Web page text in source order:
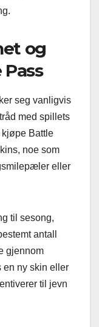
og
seg vanligvis
med spillets
Battle
noe som
eller
til sesong,
antall
gjennom
en ny skin eller
til jevn